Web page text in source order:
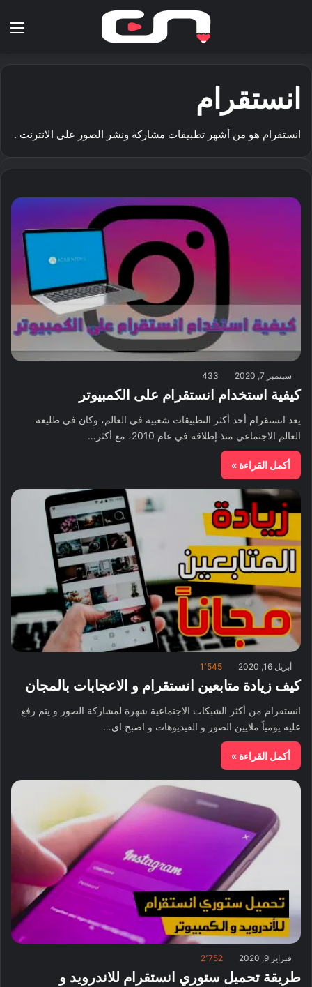
انستقرام
انستقرام هو من أشهر تطبيقات مشاركة ونشر الصور على الانترنت .
سبتمبر 7, 2020 433
كيفية استخدام انستقرام على الكمبيوتر
يعد انستقرام أحد أكثر التطبيقات شعبية في العالم، وكان في طليعة
العالم الاجتماعي منذ إطلاقه في عام 2010، مع أكثر…
أكمل القراءة »
أبريل 16, 2020 1٬545
كيف زيادة متابعين انستقرام و الاعجابات بالمجان
انستقرام من أكثر الشبكات الاجتماعية شهرة لمشاركة الصور و يتم رفع
عليه يومياً ملايين الصور و الفيديوهات و اصبح اي…
أكمل القراءة »
فبراير 9, 2020 2٬752
طريقة تحميل ستوري انستقرام للاندرويد و